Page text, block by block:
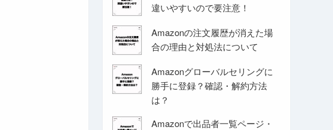
違いやすいので要注意！
Amazonの注文履歴が消えた場
合の理由と対処法について
Amazonグローバルセリングに
勝手に登録？確認・解約方法
は？
Amazonで出品者一覧ページ・